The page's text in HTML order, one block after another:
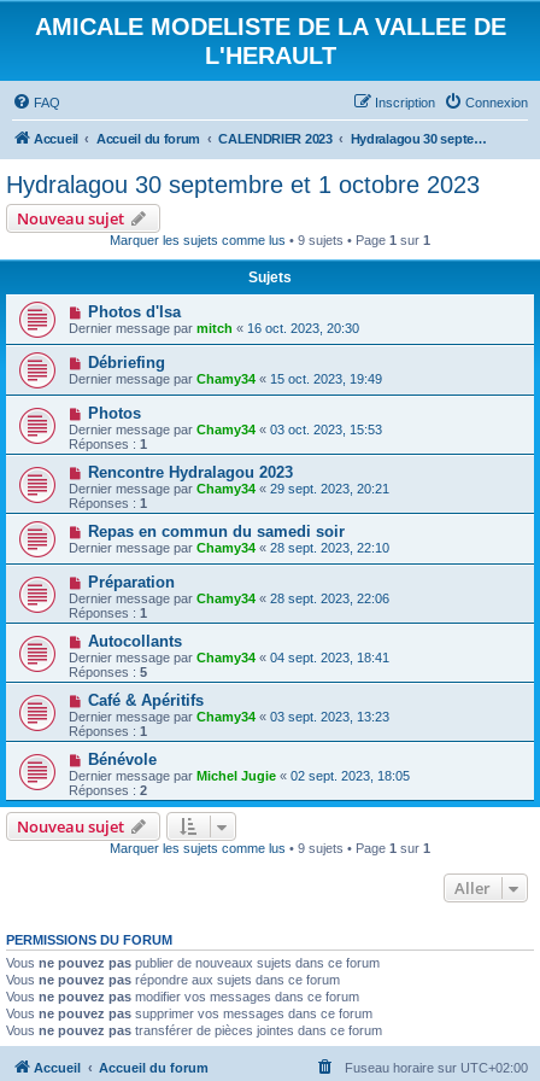
AMICALE MODELISTE DE LA VALLEE DE
L'HERAULT
FAQ Connexion
Inscription
Accueil Accueil du forum CALENDRIER 2023 Hydralagou 30 septembre et 1 octobre 2023
Hydralagou 30 septembre et 1 octobre 2023
Nouveau sujet
Marquer les sujets comme lus • 9 sujets • Page 1 sur 1
Sujets
Photos d'Isa
Dernier message par mitch « 16 oct. 2023, 20:30
Débriefing
Dernier message par Chamy34 « 15 oct. 2023, 19:49
Photos
Dernier message par Chamy34 « 03 oct. 2023, 15:53
Réponses : 1
Rencontre Hydralagou 2023
Dernier message par Chamy34 « 29 sept. 2023, 20:21
Réponses : 1
Repas en commun du samedi soir
Dernier message par Chamy34 « 28 sept. 2023, 22:10
Préparation
Dernier message par Chamy34 « 28 sept. 2023, 22:06
Réponses : 1
Autocollants
Dernier message par Chamy34 « 04 sept. 2023, 18:41
Réponses : 5
Café & Apéritifs
Dernier message par Chamy34 « 03 sept. 2023, 13:23
Réponses : 1
Bénévole
Dernier message par Michel Jugie « 02 sept. 2023, 18:05
Réponses : 2
Nouveau sujet
Marquer les sujets comme lus • 9 sujets • Page 1 sur 1
Aller
PERMISSIONS DU FORUM
Vous ne pouvez pas publier de nouveaux sujets dans ce forum
Vous ne pouvez pas répondre aux sujets dans ce forum
Vous ne pouvez pas modifier vos messages dans ce forum
Vous ne pouvez pas supprimer vos messages dans ce forum
Vous ne pouvez pas transférer de pièces jointes dans ce forum
Accueil Accueil du forum Fuseau horaire sur UTC+02:00